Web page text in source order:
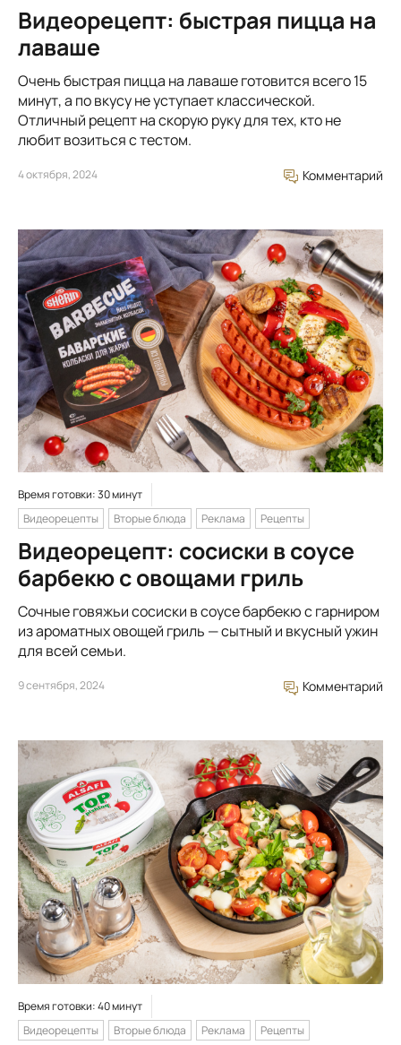
Видеорецепт: быстрая пицца на
лаваше
Очень быстрая пицца на лаваше готовится всего 15
минут, а по вкусу не уступает классической.
Отличный рецепт на скорую руку для тех, кто не
любит возиться с тестом.
4 октября, 2024 Комментарий
Время готовки: 30 минут
Видеорецепты
Вторые блюда Реклама Рецепты
Видеорецепт: сосиски в соусе
барбекю с овощами гриль
Сочные говяжьи сосиски в соусе барбекю с гарниром
из ароматных овощей гриль — сытный и вкусный ужин
для всей семьи.
9 сентября, 2024 Комментарий
Время готовки: 40 минут
Видеорецепты
Вторые блюда Реклама Рецепты